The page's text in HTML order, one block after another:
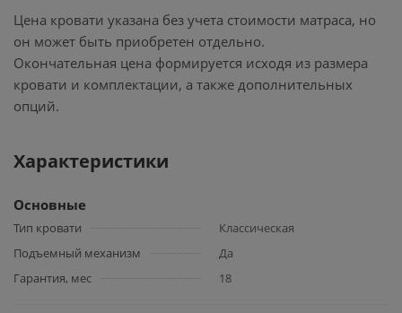
Цена кровати указана без учета стоимости матраса, но
он может быть приобретен отдельно.
Окончательная цена формируется исходя из размера
кровати и комплектации, а также дополнительных
опций.
Характеристики
Основные
Тип кровати
Классическая
Подъемный механизм
Да
Гарантия, мес
18